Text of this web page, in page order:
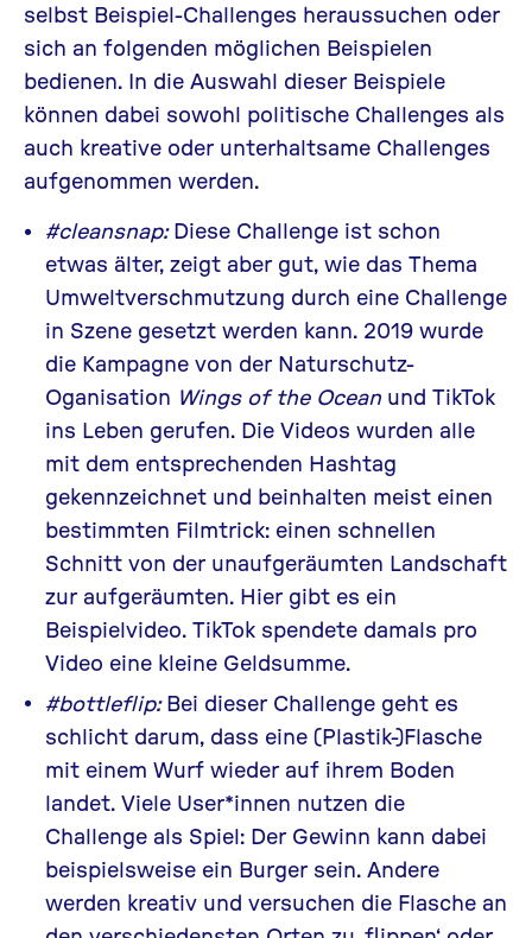
selbst Beispiel-Challenges heraussuchen oder
sich an folgenden möglichen Beispielen
bedienen. In die Auswahl dieser Beispiele
können dabei sowohl politische Challenges als
auch kreative oder unterhaltsame Challenges
aufgenommen werden.
#cleansnap:Diese Challenge ist schon
etwas älter, zeigt aber gut, wie das Thema
Umweltverschmutzung durch eine Challenge
in Szene gesetzt werden kann. 2019 wurde
die Kampagne von der Naturschutz-
Oganisation Wings of the Ocean und TikTok
ins Leben gerufen. Die Videos wurden alle
mit dem entsprechenden Hashtag
gekennzeichnet und beinhalten meist einen
bestimmten Filmtrick: einen schnellen
Schnitt von der unaufgeräumten Landschaft
zur aufgeräumten. Hier gibt es ein
Beispielvideo. TikTok spendete damals pro
Video eine kleine Geldsumme.
#bottleflip:Bei dieser Challenge geht es
schlicht darum, dass eine (Plastik-)Flasche
mit einem Wurf wieder auf ihrem Boden
landet. Viele User*innen nutzen die
Challenge als Spiel: Der Gewinn kann dabei
beispielsweise ein Burger sein. Andere
werden kreativ und versuchen die Flasche an